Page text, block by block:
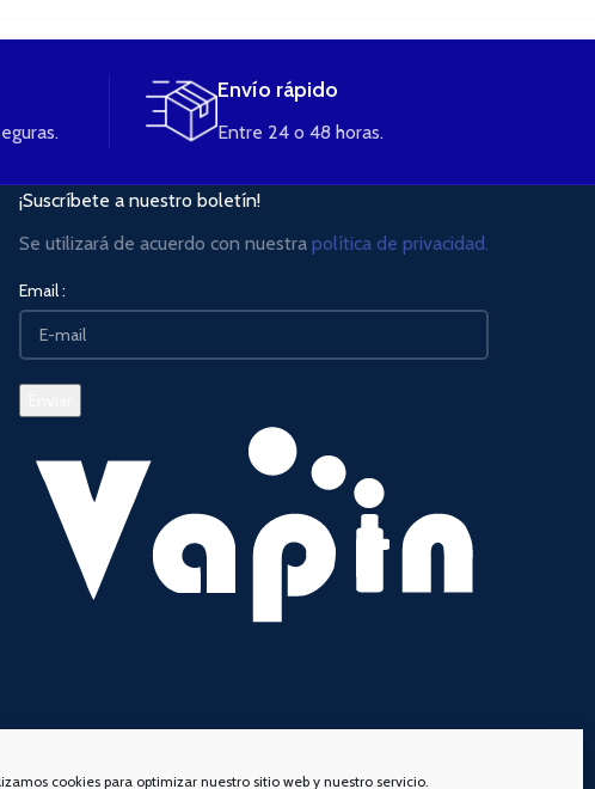
cookies para optimizar nuestro sitio web y nuestro servicio.
Envío rápido
Entre 24 o 48 horas.
¡Suscríbete a nuestro boletín!
Se utilizará de acuerdo con nuestra política de privacidad.
Email :